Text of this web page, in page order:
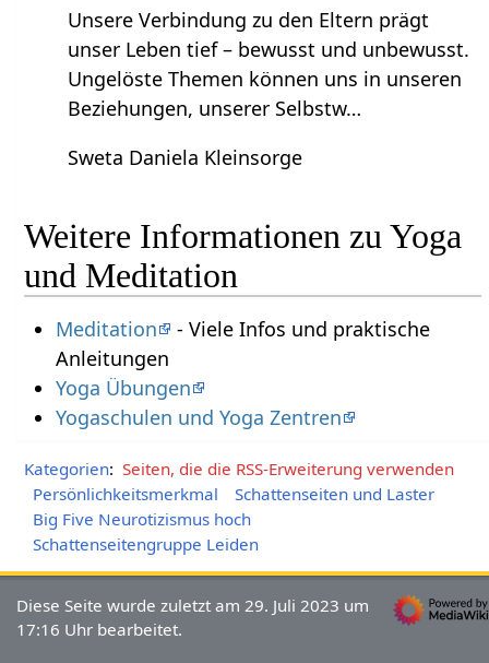
Unsere Verbindung zu den Eltern prägt
unser Leben tief – bewusst und unbewusst.
Ungelöste Themen können uns in unseren
Beziehungen, unserer Selbstw…
Sweta Daniela Kleinsorge
Weitere Informationen zu Yoga
und Meditation
Meditation
- Viele Infos und praktische
Anleitungen
Yoga Übungen
Yogaschulen und Yoga Zentren
Kategorien: Seiten, die die RSS-Erweiterung verwenden
Persönlichkeitsmerkmal
Schattenseiten und Laster
Big Five Neurotizismus hoch
Schattenseitengruppe Leiden
Diese Seite wurde zuletzt am 29. Juli 2023 um
17:16 Uhr bearbeitet.